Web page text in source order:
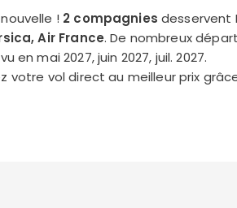
! 2 compagnies desservent
Air France. De nombreux
en mai 2027, juin 2027, juil. 2027.
votre vol direct au meilleur prix